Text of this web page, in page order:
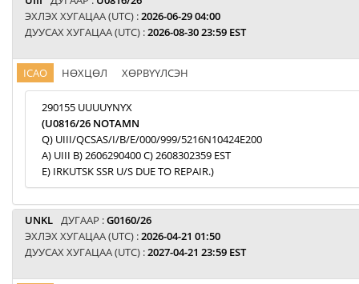
ЭХЛЭХ ХУГАЦАА (UTC) :2026-06-29 04:00
ДУУСАХ ХУГАЦАА (UTC) :2026-08-30 23:59 EST
ICAO НӨХЦӨЛ ХӨРВҮҮЛСЭН
290155 UUUUYNYX
(U0816/26 NOTAMN
Q) UIII/QCSAS/I/B/E/000/999/5216N10424E200
A) UIII B) 2606290400 C) 2608302359 EST
E) IRKUTSK SSR U/S DUE TO REPAIR.)
UNKL ДУГААР :G0160/26
ЭХЛЭХ ХУГАЦАА (UTC) :2026-04-21 01:50
ДУУСАХ ХУГАЦАА (UTC) :2027-04-21 23:59 EST